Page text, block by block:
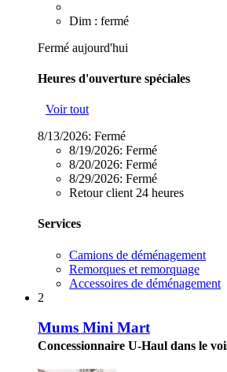
Dim : fermé
Fermé aujourd'hui
Heures d'ouverture spéciales
Voir tout
8/13/2026: Fermé
8/19/2026: Fermé
8/20/2026: Fermé
8/29/2026: Fermé
Retour client 24 heures
Services
Camions de déménagement
Remorques et remorquage
Accessoires de déménagement
2
Mums Mini Mart
Concessionnaire U-Haul dans le